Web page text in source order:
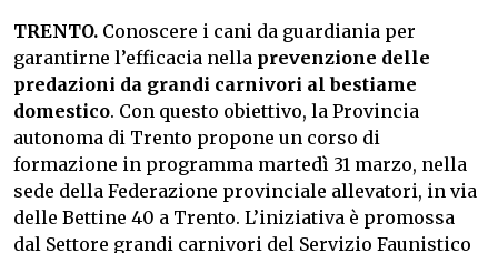
TRENTO. Conoscere i cani da guardiania per
garantirne l’efficacia nella prevenzione delle
predazioni da grandi carnivori al bestiame
domestico. Con questo obiettivo, la Provincia
autonoma di Trento propone un corso di
formazione in programma martedì 31 marzo, nella
sede della Federazione provinciale allevatori, in via
delle Bettine 40 a Trento. L’iniziativa è promossa
dal Settore grandi carnivori del Servizio Faunistico